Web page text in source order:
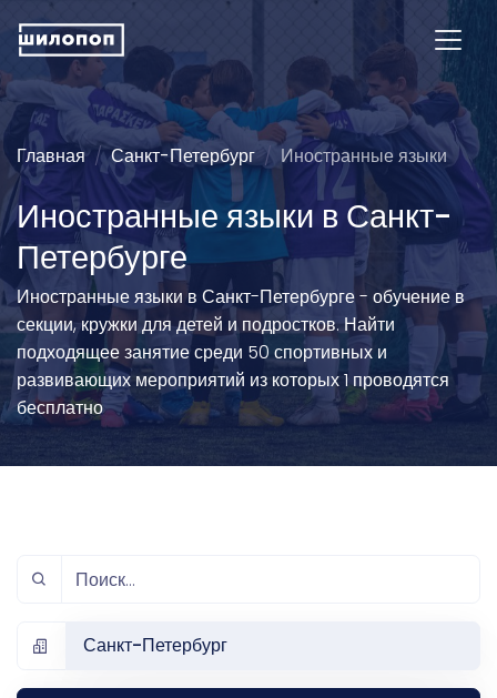
Главная Санкт-Петербург Иностранные языки
Иностранные языки в Санкт-
Петербурге
Иностранные языки в Санкт-Петербурге - обучение в
секции, кружки для детей и подростков. Найти
подходящее занятие среди 50 спортивных и
развивающих мероприятий из которых 1 проводятся
бесплатно
Санкт-Петербург